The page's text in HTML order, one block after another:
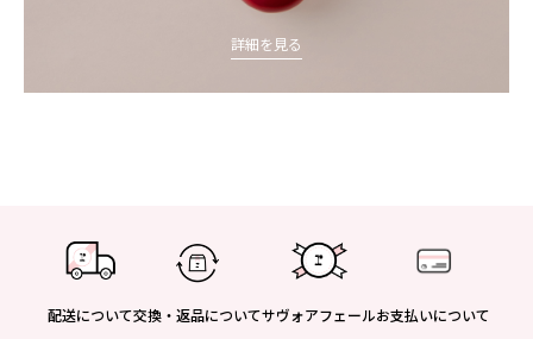
詳細を見る
配送について交換・返品についてサヴォアフェールお支払いについて